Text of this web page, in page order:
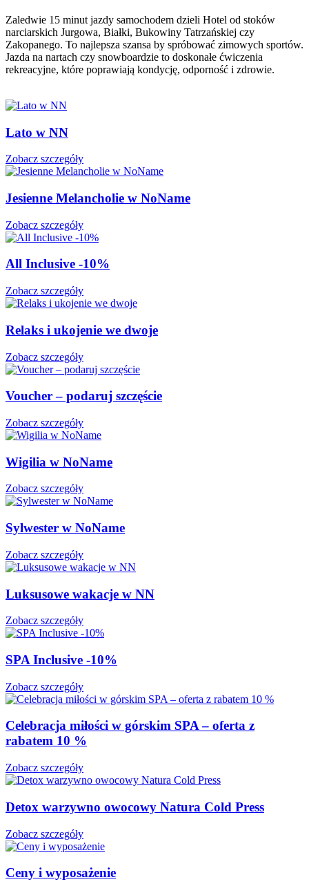
Zaledwie 15 minut jazdy samochodem dzieli Hotel od stoków
narciarskich Jurgowa, Białki, Bukowiny Tatrzańskiej czy
Zakopanego. To najlepsza szansa by spróbować zimowych sportów.
Jazda na nartach czy snowboardzie to doskonałe ćwiczenia
rekreacyjne, które poprawiają kondycję, odporność i zdrowie.
Lato w NN
Zobacz szczegóły
Jesienne Melancholie w NoName
Zobacz szczegóły
All Inclusive -10%
Zobacz szczegóły
Relaks i ukojenie we dwoje
Zobacz szczegóły
Voucher – podaruj szczęście
Zobacz szczegóły
Wigilia w NoName
Zobacz szczegóły
Sylwester w NoName
Zobacz szczegóły
Luksusowe wakacje w NN
Zobacz szczegóły
SPA Inclusive -10%
Zobacz szczegóły
Celebracja miłości w górskim SPA – oferta z
rabatem 10 %
Zobacz szczegóły
Detox warzywno owocowy Natura Cold Press
Zobacz szczegóły
Ceny i wyposażenie